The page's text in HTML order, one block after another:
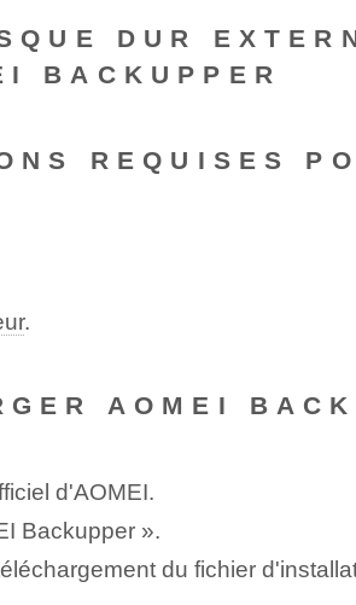
DUR
BACKUPPER
REQUISES
.
AOMEI
d'AOMEI.
Backupper ».
du fichier